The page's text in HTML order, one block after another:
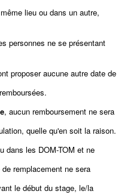
lieu ou dans un autre,
personnes ne se présentant
proposer aucune autre date de
, aucun remboursement ne sera
quelle qu'en soit la raison.
dans les DOM-TOM et ne
remplacement ne sera
le début du stage, le/la